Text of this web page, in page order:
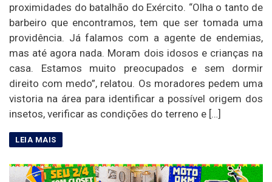
proximidades do batalhão do Exército. “Olha o tanto de
barbeiro que encontramos, tem que ser tomada uma
providência. Já falamos com a agente de endemias,
mas até agora nada. Moram dois idosos e crianças na
casa. Estamos muito preocupados e sem dormir
direito com medo”, relatou. Os moradores pedem uma
vistoria na área para identificar a possível origem dos
insetos, verificar as condições do terreno e […]